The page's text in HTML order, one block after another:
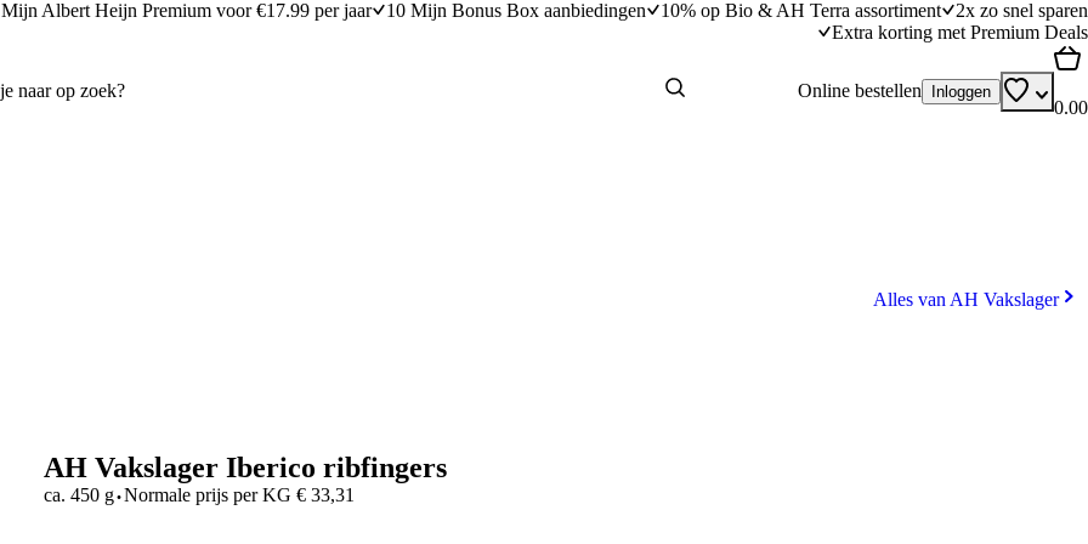
Mijn Albert Heijn Premium voor €17.99 per jaar 10 Mijn Bonus Box aanbiedingen 10% op Bio & AH Terra assortiment
2x zo snel sparen
Extra korting met Premium Deals
Online bestellen Inloggen
0.00
Alles van AH Vakslager
AH Vakslager Iberico ribfingers
ca. 450 g·Normale prijs per KG € 33,31